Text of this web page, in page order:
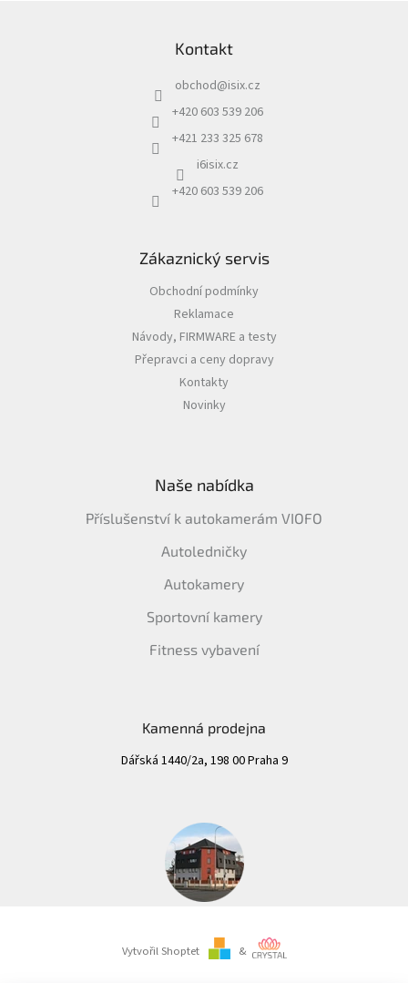
c
í
r
v
y
v
p
u
Kontakt
obchod@isix.cz
+420 603 539 206
+421 233 325 678
i6isix.cz
+420 603 539 206
Zákaznický servis
Obchodní podmínky
Reklamace
Návody, FIRMWARE a testy
Přepravci a ceny dopravy
Kontakty
Novinky
Naše nabídka
Příslušenství k autokamerám VIOFO
Autoledničky
Autokamery
Sportovní kamery
Fitness vybavení
Kamenná prodejna
Dářská 1440/2a, 198 00 Praha 9
Vytvořil Shoptet &